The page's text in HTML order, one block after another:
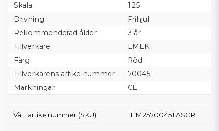
Skala
1:25
Drivning
Frihjul
Rekommenderad ålder
3 år
Tillverkare
EMEK
Färg
Röd
Tillverkarens artikelnummer
70045
Märkningar
CE
Vårt artikelnummer (SKU) EM2570045LASCR